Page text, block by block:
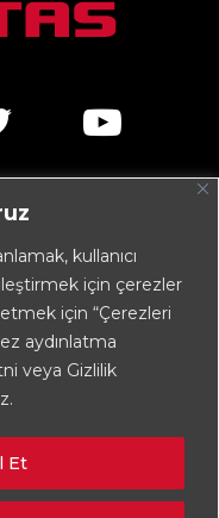
kullanıcı
için çerezler
için “Çerezleri
aydınlatma
veya Gizlilik
Et